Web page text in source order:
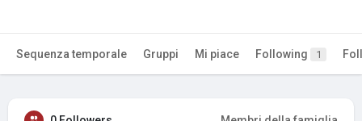
Sequenza temporale Gruppi Mi piace Following 1